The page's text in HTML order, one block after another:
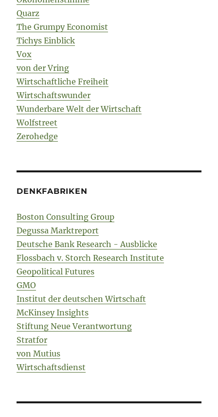
Quarz
The Grumpy Economist
Tichys Einblick
Vox
von der Vring
Wirtschaftliche Freiheit
Wirtschaftswunder
Wunderbare Welt der Wirtschaft
Wolfstreet
Zerohedge
DENKFABRIKEN
Boston Consulting Group
Degussa Marktreport
Deutsche Bank Research - Ausblicke
Flossbach v. Storch Research Institute
Geopolitical Futures
GMO
Institut der deutschen Wirtschaft
McKinsey Insights
Stiftung Neue Verantwortung
Stratfor
von Mutius
Wirtschaftsdienst